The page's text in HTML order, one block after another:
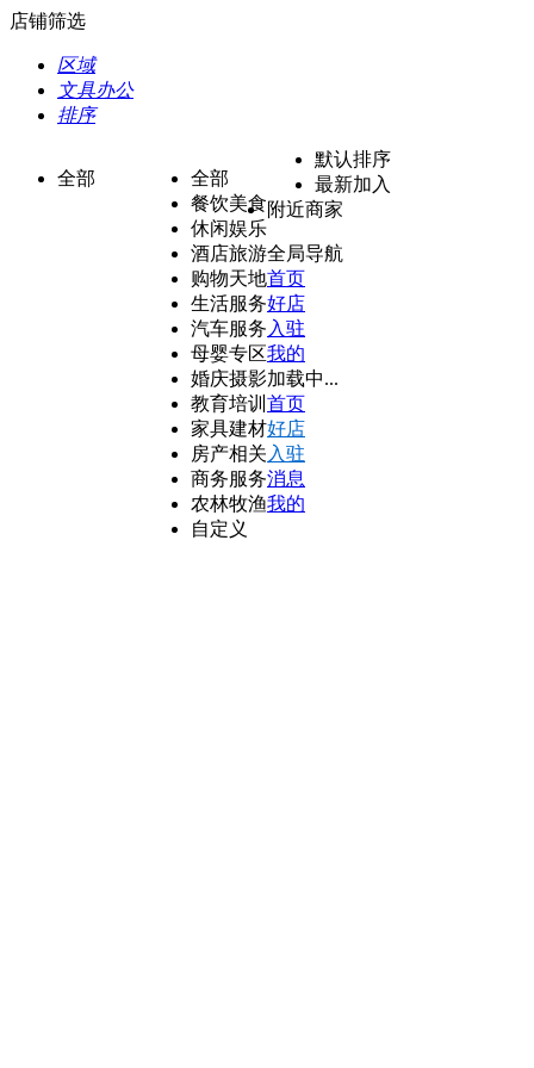
店铺筛选
区域
文具办公
排序
全部
全部
餐饮美食
休闲娱乐
酒店旅游
购物天地
生活服务
汽车服务
母婴专区
婚庆摄影
教育培训
家具建材
房产相关
商务服务
农林牧渔
自定义
默认排序
最新加入
附近商家
全局导航
首页
好店
入驻
我的
加载中...
首页
好店
入驻
消息
我的